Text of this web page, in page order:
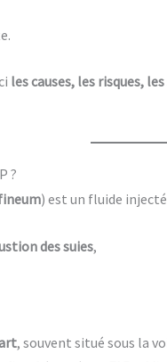
les causes, les risques,
?
) est un fluide
des suies,
, souvent situé sous la